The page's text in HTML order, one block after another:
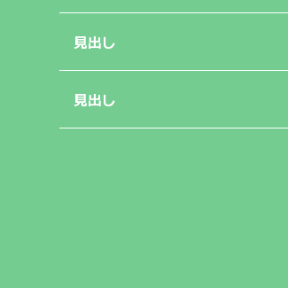
見出し
見出し